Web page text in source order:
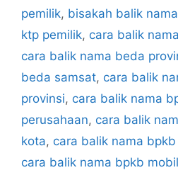
pemilik, bisakah balik
ktp pemilik, cara balik
cara balik nama beda
beda samsat, cara balik
provinsi, cara balik nama
perusahaan, cara balik
kota, cara balik nama
cara balik nama bpkb